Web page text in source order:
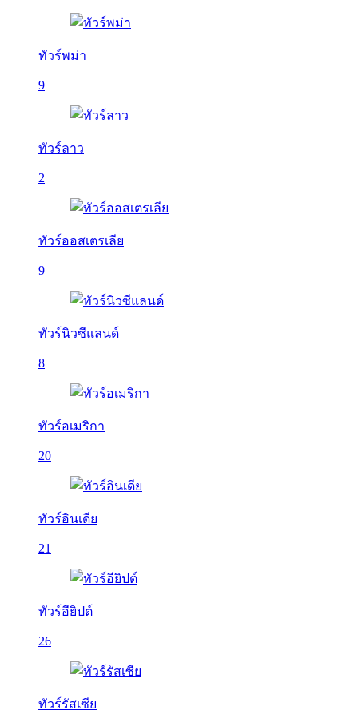
ทัวร์พม่า
9
ทัวร์ลาว
2
ทัวร์ออสเตรเลีย
9
ทัวร์นิวซีแลนด์
8
ทัวร์อเมริกา
20
ทัวร์อินเดีย
21
ทัวร์อียิปต์
26
ทัวร์รัสเซีย